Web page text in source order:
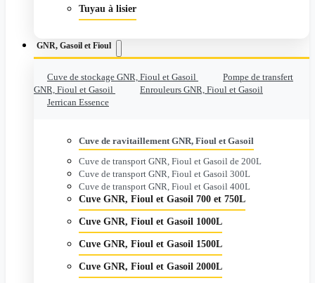
Tuyau à lisier
GNR, Gasoil et Fioul
Cuve de stockage GNR, Fioul et Gasoil
Pompe de transfert
GNR, Fioul et Gasoil
Enrouleurs GNR, Fioul et Gasoil
Jerrican Essence
Cuve de ravitaillement GNR, Fioul et Gasoil
Cuve de transport GNR, Fioul et Gasoil de 200L
Cuve de transport GNR, Fioul et Gasoil 300L
Cuve de transport GNR, Fioul et Gasoil 400L
Cuve GNR, Fioul et Gasoil 700 et 750L
Cuve GNR, Fioul et Gasoil 1000L
Cuve GNR, Fioul et Gasoil 1500L
Cuve GNR, Fioul et Gasoil 2000L